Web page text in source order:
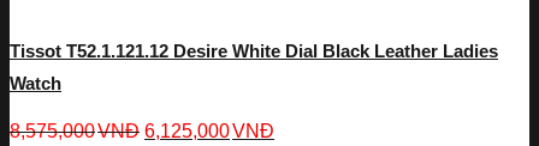
Tissot T52.1.121.12 Desire White Dial Black Leather Ladies
Watch
8,575,000VNĐ 6,125,000VNĐ